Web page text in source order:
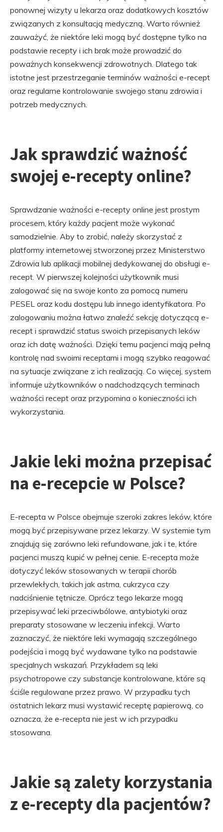
ponownej wizyty u lekarza oraz dodatkowych kosztów
związanych z konsultacją medyczną. Warto również
zauważyć, że niektóre leki mogą być dostępne tylko na
podstawie recepty i ich brak może prowadzić do
poważnych konsekwencji zdrowotnych. Dlatego tak
istotne jest przestrzeganie terminów ważności e-recept
oraz regularne kontrolowanie swojego stanu zdrowia i
potrzeb medycznych.
Jak sprawdzić ważność
swojej e-recepty online?
Sprawdzanie ważności e-recepty online jest prostym
procesem, który każdy pacjent może wykonać
samodzielnie. Aby to zrobić, należy skorzystać z
platformy internetowej stworzonej przez Ministerstwo
Zdrowia lub aplikacji mobilnej dedykowanej do obsługi e-
recept. W pierwszej kolejności użytkownik musi
zalogować się na swoje konto za pomocą numeru
PESEL oraz kodu dostępu lub innego identyfikatora. Po
zalogowaniu można łatwo znaleźć sekcję dotyczącą e-
recept i sprawdzić status swoich przepisanych leków
oraz ich datę ważności. Dzięki temu pacjenci mają pełną
kontrolę nad swoimi receptami i mogą szybko reagować
na sytuacje związane z ich realizacją. Co więcej, system
informuje użytkowników o nadchodzących terminach
ważności recept oraz przypomina o konieczności ich
wykorzystania.
Jakie leki można przepisać
na e-recepcie w Polsce?
E-recepta w Polsce obejmuje szeroki zakres leków, które
mogą być przepisywane przez lekarzy. W systemie tym
znajdują się zarówno leki refundowane, jak i te, które
pacjenci muszą kupić w pełnej cenie. E-recepta może
dotyczyć leków stosowanych w terapii chorób
przewlekłych, takich jak astma, cukrzyca czy
nadciśnienie tętnicze. Oprócz tego lekarze mogą
przepisywać leki przeciwbólowe, antybiotyki oraz
preparaty stosowane w leczeniu infekcji. Warto
zaznaczyć, że niektóre leki wymagają szczególnego
podejścia i mogą być wydawane tylko na podstawie
specjalnych wskazań. Przykładem są leki
psychotropowe czy substancje kontrolowane, które są
ściśle regulowane przez prawo. W przypadku tych
ostatnich lekarz musi wystawić receptę papierową, co
oznacza, że e-recepta nie jest w ich przypadku
stosowana.
Jakie są zalety korzystania
z e-recepty dla pacjentów?